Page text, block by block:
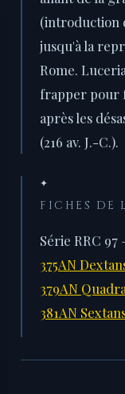
(introduction
jusqu'à la
Rome.
frapper pour
après les
(216 av. J.-C.).
✦
FICHES DE
Série RRC 97
375AN
379AN
381AN